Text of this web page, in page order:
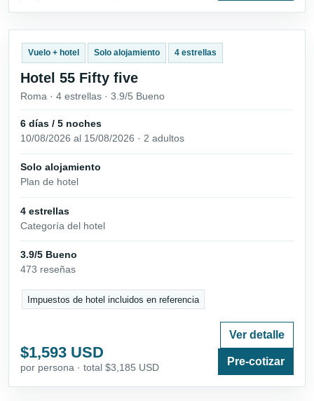
Vuelo + hotel Solo alojamiento 4 estrellas
Hotel 55 Fifty five
Roma · 4 estrellas · 3.9/5 Bueno
6 días / 5 noches
10/08/2026 al 15/08/2026 · 2 adultos
Solo alojamiento
Plan de hotel
4 estrellas
Categoría del hotel
3.9/5 Bueno
473 reseñas
Impuestos de hotel incluidos en referencia
$1,593 USD
por persona · total $3,185 USD
Ver detalle
Pre-cotizar